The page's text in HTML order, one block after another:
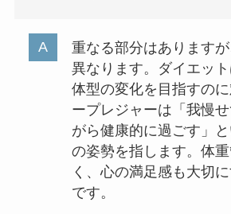
重なる部分はあります
異なります。ダイエッ
体型の変化を目指すの
ープレジャーは「我慢
がら健康的に過ごす」
の姿勢を指します。体
く、心の満足感も大切
です。